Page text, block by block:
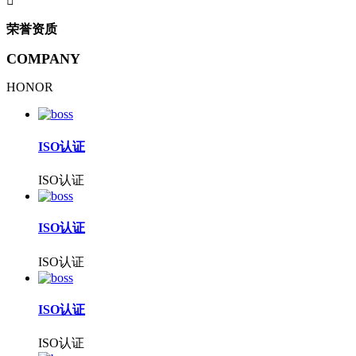
荣誉资质
COMPANY
HONOR
ISO认证
ISO认证
ISO认证
ISO认证
ISO认证
ISO认证